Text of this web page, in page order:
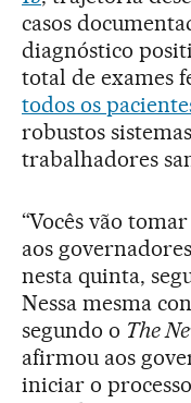
casos
diagnóstico
total de exames
todos os
robustos
trabalhadores
“Vocês vão
aos
nesta quinta,
Nessa mesma
segundo o The
afirmou aos
iniciar o